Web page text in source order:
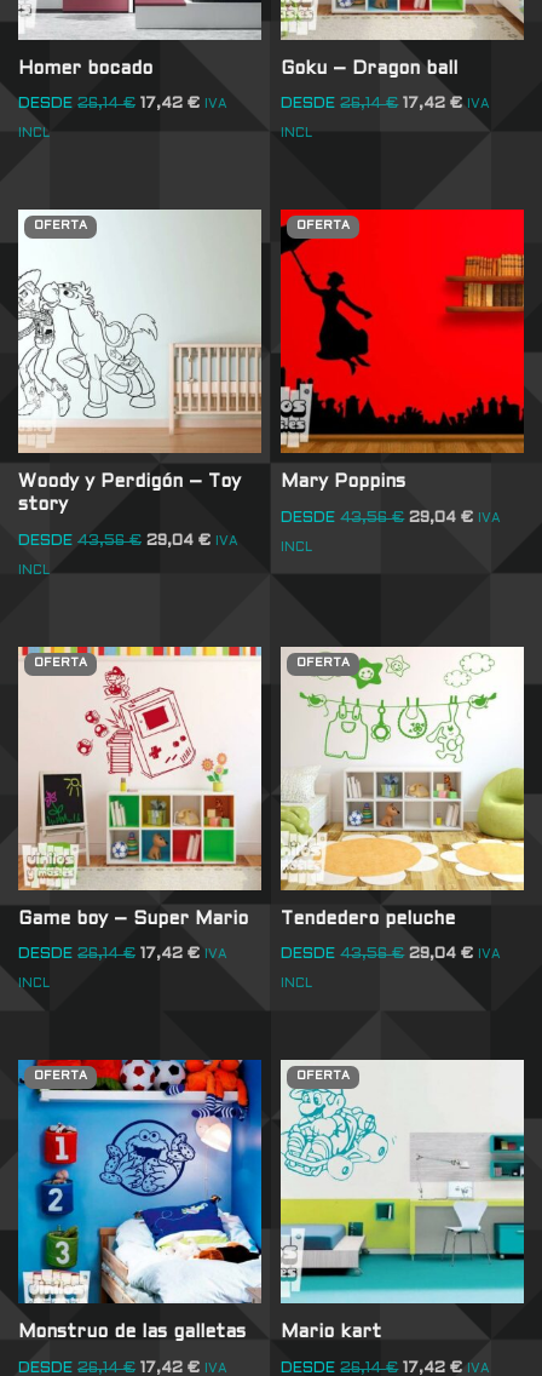
Homer bocado
DESDE 26,14€ 17,42 € IVA
INCL
Goku – Dragon ball
DESDE 26,14€ 17,42€ IVA
INCL
OFERTA
Woody y Perdigón – Toy
story
DESDE 43,56€ 29,04 € IVA
INCL
OFERTA
Mary Poppins
DESDE 43,56€ 29,04€ IVA
INCL
OFERTA
Game boy – Super Mario
DESDE 26,14€ 17,42 € IVA
INCL
OFERTA
Tendedero peluche
DESDE 43,56€ 29,04€ IVA
INCL
OFERTA
Monstruo de las galletas
DESDE 26,14€ 17,42 € IVA
OFERTA
Mario kart
DESDE 26,14€ 17,42€ IVA